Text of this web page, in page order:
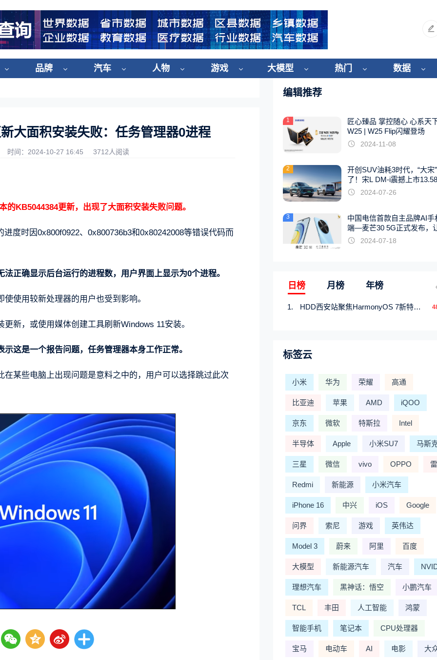
品牌 汽车 人物 游戏 大模型 热门 数据
大面积安装失败：任务管理器0进程
时间：2024-10-27 16:45 3712人阅读
的KB5044384更新，出现了大面积安装失败问题。
度时因0x800f0922、0x800736b3和0x80242008等错误代码而
正确显示后台运行的进程数，用户界面上显示为0个进程。
使用较新处理器的用户也受到影响。
新，或使用媒体创建工具刷新Windows 11安装。
这是一个报告问题，任务管理器本身工作正常。
某些电脑上出现问题是意料之中的，用户可以选择跳过此次
编辑推荐
1
匠心臻品 掌控随心 心系天
W25 | W25 Flip闪耀登场
2024-11-08
2
开创SUV油耗3时代，“大宋
了！宋L DM-i震撼上市
起
2024-07-26
3
中国电信首款自主品牌AI手
端—麦芒30 5G正式发布，
触手可及2024-07-18
日榜 月榜 年榜
HDD西安站聚焦HarmonyOS 7新特性，解锁从互联到智能的应用开发新范式
标签云
小米 华为 荣耀 高通
比亚迪 苹果 AMD iQOO
京东 微软 特斯拉 Intel
半导体 Apple 小米SU7 马斯
三星 微信 vivo OPPO
Redmi 新能源 小米汽车
iPhone 16 中兴 iOS Google
问界 索尼 游戏 英伟达
Model 3 蔚来 阿里 百度
大模型 新能源汽车 汽车
理想汽车 黑神话：悟空 小鹏汽车
TCL 丰田 人工智能 鸿蒙
智能手机 笔记本 CPU处理器
宝马 电动车 AI 电影 大